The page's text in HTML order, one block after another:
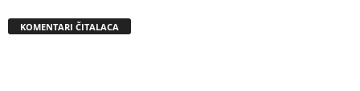
KOMENTARI ČITALACA